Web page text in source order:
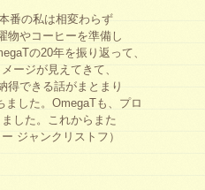
番の私は相変わらず
物やコーヒーを準備し
の20年を振り返って、
ージが見えてきて、
得できる話がまとまり
ました。OmegaTも、プロ
した。これからまた
ジャンクリストフ）